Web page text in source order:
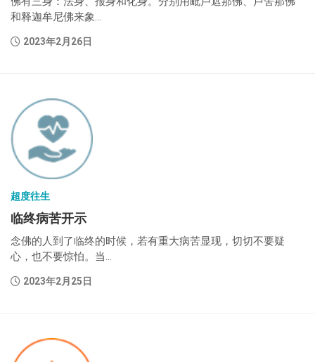
和释迦牟尼佛来象...
2023年2月26日
超度往生
临终病苦开示
念佛的人到了临终的时候，若有重大病苦显现，切切不要疑
心，也不要惊怕。当...
2023年2月25日